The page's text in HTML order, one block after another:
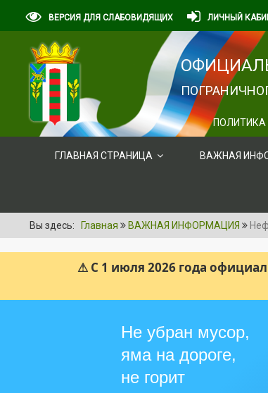
ВЕРСИЯ ДЛЯ СЛАБОВИДЯЩИХ ЛИЧНЫЙ
ГЛАВНАЯ СТРАНИЦА ВАЖНАЯ
Вы здесь: Главная ВАЖНАЯ ИНФОРМАЦИЯ
⚠ С 1 июля 2026 года
Не убран мусор,
яма на дороге,
не горит